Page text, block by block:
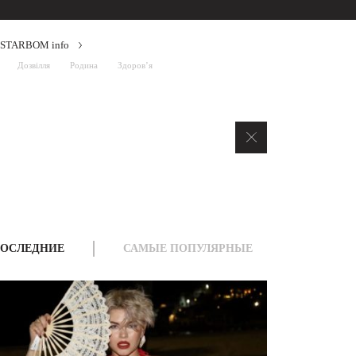
Дозвілля Родина Здоров’я
STARBOM info
САМЫЕ ПОПУЛЯРНЫЕ